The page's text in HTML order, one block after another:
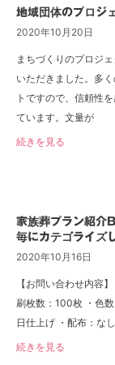
地域団体のプロジ
2020年10月20日
まちづくりのプロジ
いただきました。多
トですので、信頼性
ています。文量が
続きを見る
家族葬プラン紹介
毎にカテゴライズ
2020年10月16日
【お問い合わせ内容
刷枚数：100枚 ・色
日仕上げ ・配布：な
続きを見る